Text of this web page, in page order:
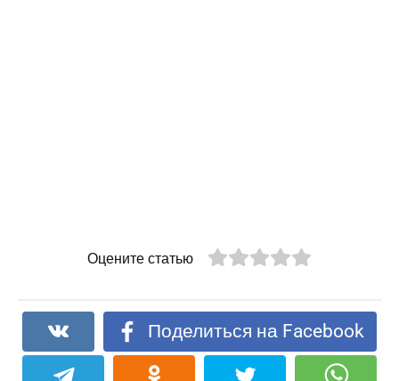
Оцените статью
Поделиться на Facebook